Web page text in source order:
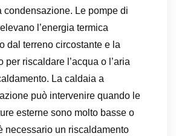
condensazione. Le pompe di
l’energia termica
dal terreno circostante e la
per riscaldare l’acqua o l’aria
La caldaia a
può intervenire quando le
esterne sono molto basse o
necessario un riscaldamento